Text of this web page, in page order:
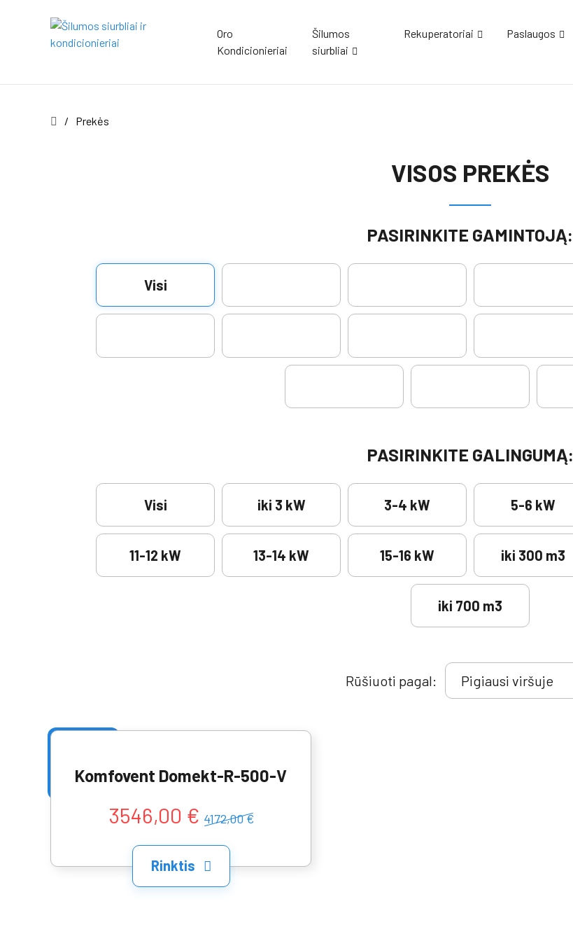
Oro
Kondicionieriai
Šilumos
siurbliai
Rekuperatoriai Paslaugos
/ Prekės
VISOS PREKĖS
PASIRINKITE GAMINTOJĄ:
Visi
PASIRINKITE GALINGUMĄ:
Visi iki 3 kW 3-4 kW 5-6 kW
11-12 kW 13-14 kW 15-16 kW iki 300 m3
iki 700 m3
Rūšiuoti pagal:
Komfovent Domekt-R-500-V
3546,00 € 4172,00 €
Rinktis